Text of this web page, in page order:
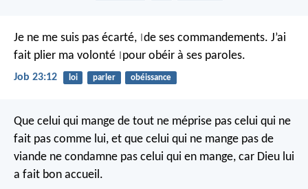
Je ne me suis pas écarté, de ses commandements. J’ai
fait plier ma volonté pour obéir à ses paroles.
Job 23:12 loi parler obéissance
Que celui qui mange de tout ne méprise pas celui qui ne
fait pas comme lui, et que celui qui ne mange pas de
viande ne condamne pas celui qui en mange, car Dieu lui
a fait bon accueil.